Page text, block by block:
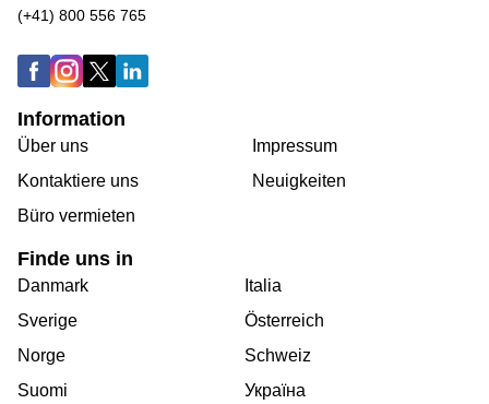
(+41) 800 556 765
Information
Über uns
Kontaktiere uns
Büro vermieten
Impressum
Neuigkeiten
Finde uns in
Danmark
Sverige
Norge
Suomi
Italia
Österreich
Schweiz
Україна